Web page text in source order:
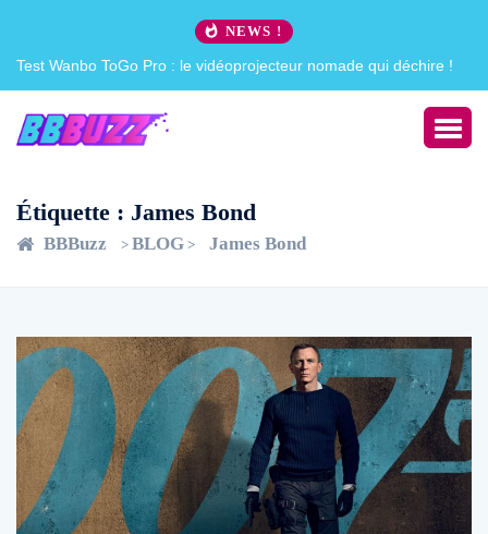
NEWS !
Creative Pebble X : j’ai été choqué !
Étiquette : James Bond
BBBuzz > BLOG > James Bond